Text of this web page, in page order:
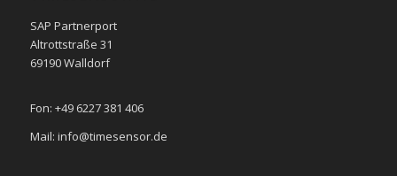
SAP Partnerport
Altrottstraße 31
69190 Walldorf
Fon: +49 6227 381 406
Mail: info@timesensor.de